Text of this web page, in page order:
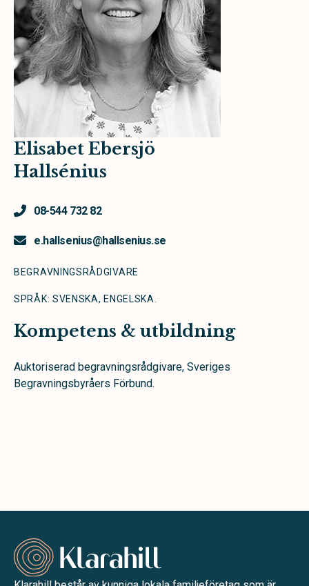
Elisabet Ebersjö
Hallsénius
08-544 732 82
e.hallsenius@hallsenius.se
BEGRAVNINGSRÅDGIVARE
SPRÅK: SVENSKA, ENGELSKA.
Kompetens & utbildning
Auktoriserad begravningsrådgivare, Sveriges
Begravningsbyråers Förbund.